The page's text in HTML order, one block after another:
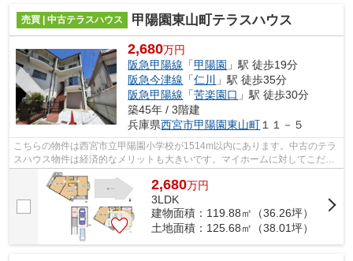
売買 | 中古テラスハウス 甲陽園東山町テラスハウス
2,680万円
阪急甲陽線 「甲陽園 」駅 徒歩19分
阪急今津線 「仁川
」駅 徒歩35分
阪急甲陽線 「苦楽園口 」駅 徒歩30分
築45年 / 3階建
兵庫県西宮市甲陽園東山町 １１－５
こちらの物件は西宮市立甲陽園小学校が1514m以内にあります。中古のテラ
スハウス物件は経済的なメリットも大きいです。マイホームに対してこだわ
りが強い方も、当社スタッフまでお問い...
2,680万円
3LDK
建物面積：119.88㎡（36.26坪）
土地面積：125.68㎡（38.01坪）